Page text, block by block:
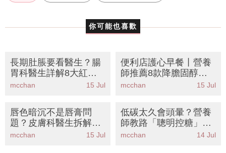
你可能也喜歡
長期肚脹要看醫生？腸
胃科醫生詳解8大紅旗
症狀丨一文看清成因檢
mcchan 15 Jul
便利店護心早餐丨營養
師推薦8款降膽固醇食
材！燕麥豆漿雞蛋黃金
mcchan 15 Jul
唇色暗沉不是唇膏問
題？皮膚科醫生拆解8
大天然方法告別「中毒
mcchan 15 Jul
低碳太久會頭暈？營養
師教路「聰明控糖」非
戒碳丨必食8款穩定血
mcchan 14 Jul